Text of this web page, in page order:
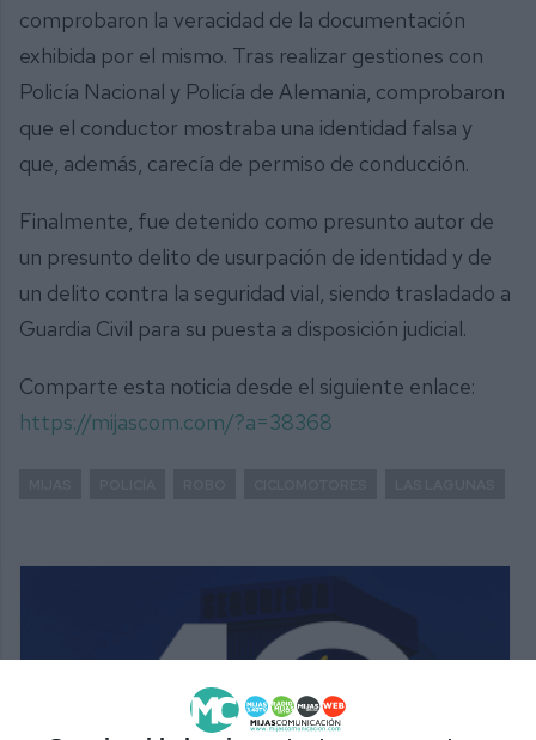
comprobaron la veracidad de la documentación
exhibida por el mismo. Tras realizar gestiones con
Policía Nacional y Policía de Alemania, comprobaron
que el conductor mostraba una identidad falsa y
que, además, carecía de permiso de conducción.
Finalmente, fue detenido como presunto autor de
un presunto delito de usurpación de identidad y de
un delito contra la seguridad vial, siendo trasladado a
Guardia Civil para su puesta a disposición judicial.
Comparte esta noticia desde el siguiente enlace:
https://mijascom.com/?a=38368